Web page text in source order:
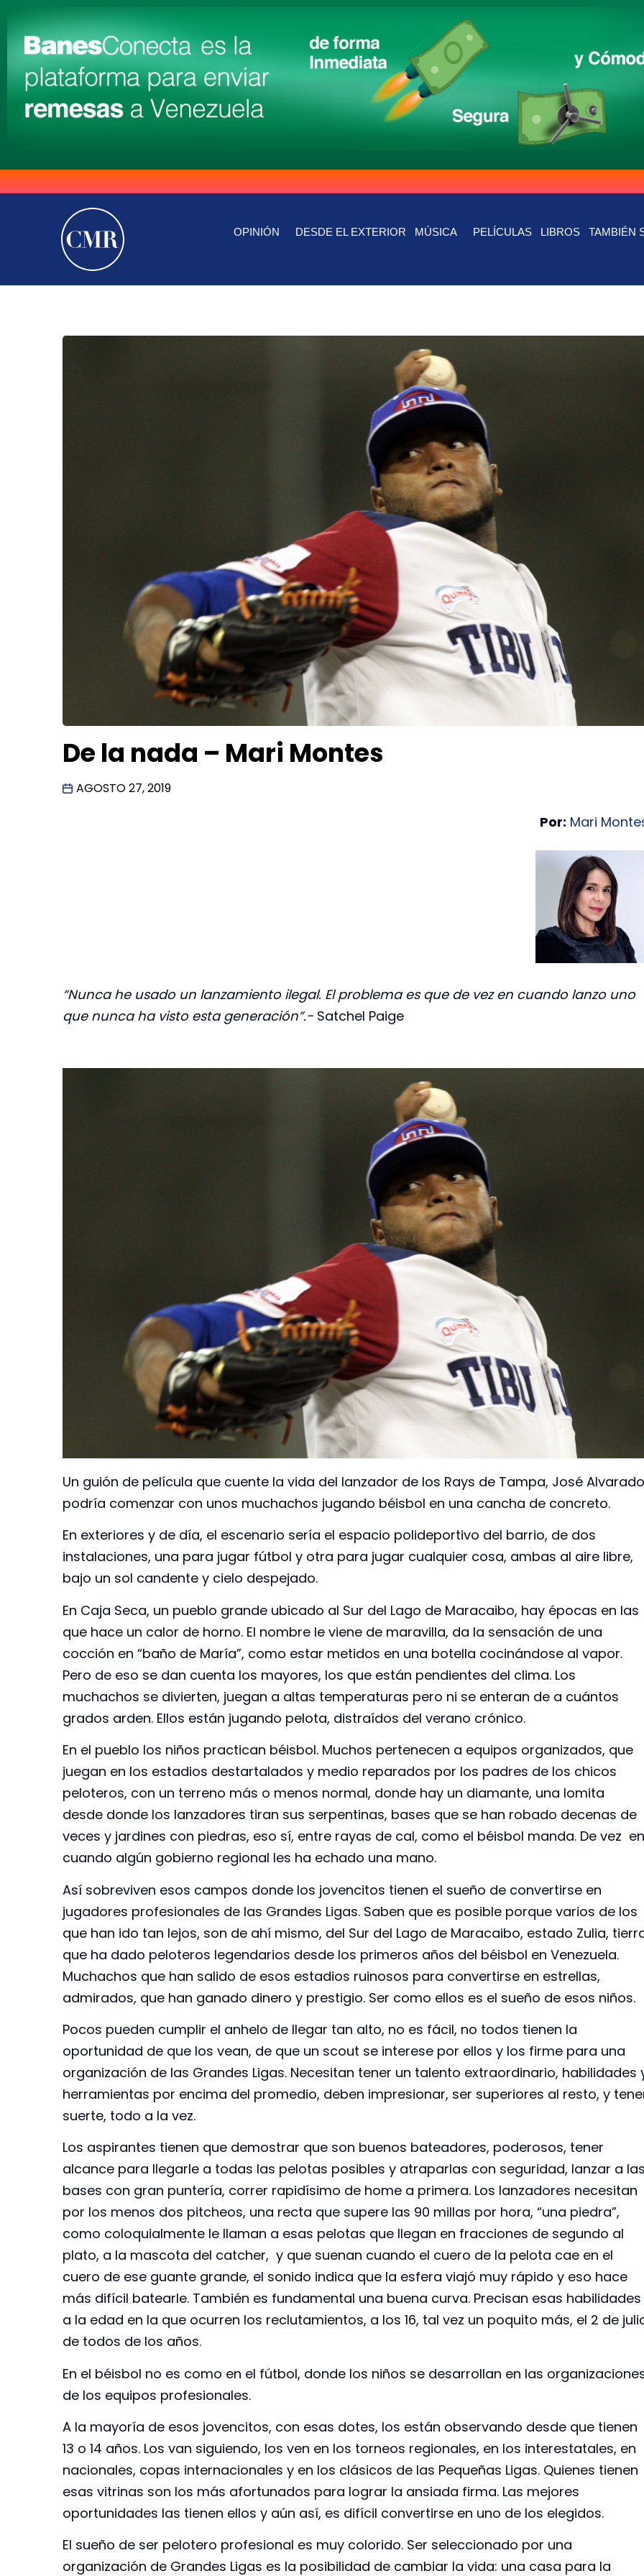
OPINIÓN DESDE EL EXTERIOR MÚSICA PELÍCULAS LIBROS TAMBIÉN
De la nada – Mari Montes
AGOSTO 27, 2019
Por: Mari
“Nunca he usado un lanzamiento ilegal. El problema es que de vez en cuando lanzo uno
que nunca ha visto esta generación”.- Satchel Paige
Un guión de película que cuente la vida del lanzador de los Rays de Tampa, José
podría comenzar con unos muchachos jugando béisbol en una cancha de concreto.
En exteriores y de día, el escenario sería el espacio polideportivo del barrio, de dos
instalaciones, una para jugar fútbol y otra para jugar cualquier cosa, ambas al aire libre,
bajo un sol candente y cielo despejado.
En Caja Seca, un pueblo grande ubicado al Sur del Lago de Maracaibo, hay épocas en las
que hace un calor de horno. El nombre le viene de maravilla, da la sensación de una
cocción en “baño de María”, como estar metidos en una botella cocinándose al vapor.
Pero de eso se dan cuenta los mayores, los que están pendientes del clima. Los
muchachos se divierten, juegan a altas temperaturas pero ni se enteran de a cuántos
grados arden. Ellos están jugando pelota, distraídos del verano crónico.
En el pueblo los niños practican béisbol. Muchos pertenecen a equipos organizados, que
juegan en los estadios destartalados y medio reparados por los padres de los chicos
peloteros, con un terreno más o menos normal, donde hay un diamante, una lomita
desde donde los lanzadores tiran sus serpentinas, bases que se han robado decenas de
veces y jardines con piedras, eso sí, entre rayas de cal, como el béisbol manda. De vez en
cuando algún gobierno regional les ha echado una mano.
Así sobreviven esos campos donde los jovencitos tienen el sueño de convertirse en
jugadores profesionales de las Grandes Ligas. Saben que es posible porque varios de los
que han ido tan lejos, son de ahí mismo, del Sur del Lago de Maracaibo, estado Zulia,
que ha dado peloteros legendarios desde los primeros años del béisbol en Venezuela.
Muchachos que han salido de esos estadios ruinosos para convertirse en estrellas,
admirados, que han ganado dinero y prestigio. Ser como ellos es el sueño de esos niños.
Pocos pueden cumplir el anhelo de llegar tan alto, no es fácil, no todos tienen la
oportunidad de que los vean, de que un scout se interese por ellos y los firme para una
organización de las Grandes Ligas. Necesitan tener un talento extraordinario, habilidades
herramientas por encima del promedio, deben impresionar, ser superiores al resto, y
suerte, todo a la vez.
Los aspirantes tienen que demostrar que son buenos bateadores, poderosos, tener
alcance para llegarle a todas las pelotas posibles y atraparlas con seguridad, lanzar a
bases con gran puntería, correr rapidísimo de home a primera. Los lanzadores necesitan
por los menos dos pitcheos, una recta que supere las 90 millas por hora, “una piedra”,
como coloquialmente le llaman a esas pelotas que llegan en fracciones de segundo al
plato, a la mascota del catcher, y que suenan cuando el cuero de la pelota cae en el
cuero de ese guante grande, el sonido indica que la esfera viajó muy rápido y eso hace
más difícil batearle. También es fundamental una buena curva. Precisan esas habilidades
a la edad en la que ocurren los reclutamientos, a los 16, tal vez un poquito más, el 2 de
de todos de los años.
En el béisbol no es como en el fútbol, donde los niños se desarrollan en las
de los equipos profesionales.
A la mayoría de esos jovencitos, con esas dotes, los están observando desde que tienen
13 o 14 años. Los van siguiendo, los ven en los torneos regionales, en los interestatales, en
nacionales, copas internacionales y en los clásicos de las Pequeñas Ligas. Quienes tienen
esas vitrinas son los más afortunados para lograr la ansiada firma. Las mejores
oportunidades las tienen ellos y aún así, es difícil convertirse en uno de los elegidos.
El sueño de ser pelotero profesional es muy colorido. Ser seleccionado por una
organización de Grandes Ligas es la posibilidad de cambiar la vida: una casa para la